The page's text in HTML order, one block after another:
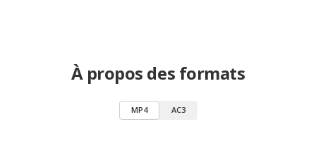
À propos des formats
MP4 AC3